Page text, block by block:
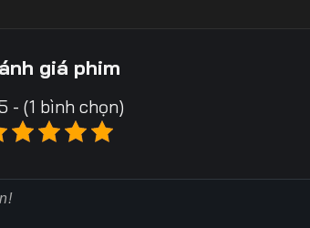
Tập 46
giá phim
- (1 bình chọn)